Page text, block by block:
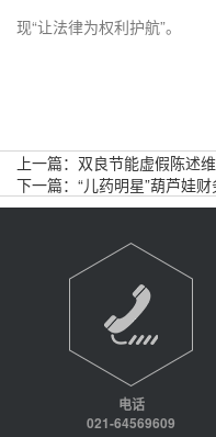
现“让法律为权利护航”。
上一篇： 双良节能虚假陈述
下一篇： “儿药明星”葫芦娃
电话
021-64569609